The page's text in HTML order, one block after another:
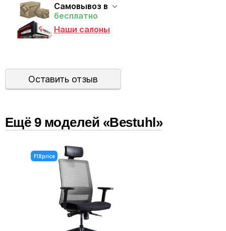
Самовывоз в
бесплатно
Наши салоны
Оставить отзыв
Ещё 9 моделей «Bestuhl»
FIXprice